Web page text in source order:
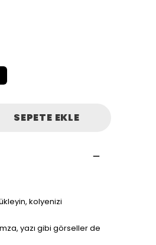
SEPETE EKLE
kolyenizi
yazı gibi görseller de